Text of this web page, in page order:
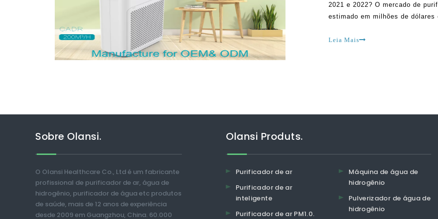
2021 e 2022? O mercado de
estimado em milhões de
Leia Mais
Sobre Olansi.
O Olansi Healthcare Co., Ltd é um fabricante
profissional de purificador de ar, água de
hidrogênio, purificador de água etc produtos
de saúde, mais de 12 anos de experiência
desde 2009 em Guangzhou, China. 60.000
Olansi Produts.
Purificador de ar
Purificador de ar
inteligente
Purificador de ar PM1.0.
Máquina de água de
hidrogênio
Pulverizador de água de
hidrogênio